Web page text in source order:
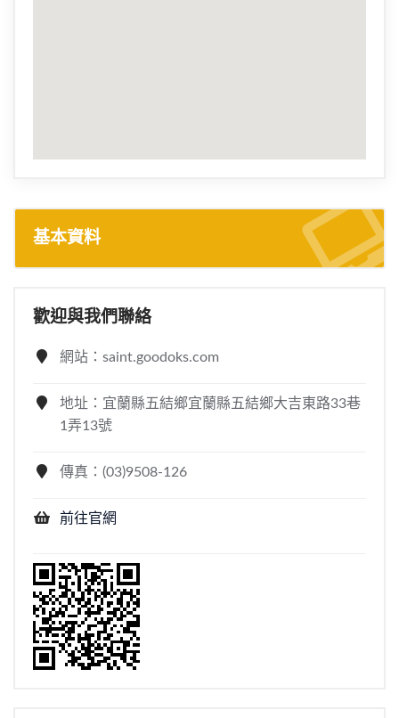
基本資料
歡迎與我們聯絡
網站：saint.goodoks.com
地址：宜蘭縣五結鄉宜蘭縣五結鄉大吉東路33巷
1弄13號
傳真：(03)9508-126
前往官網